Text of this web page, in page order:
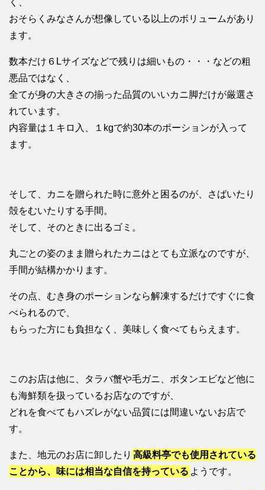
おそらくみなさんが想像している以上のボリュームがあり
ます。
数本だけ６Lサイズなどで残りは細いもの・・・などの粗
悪品ではなく、
全てが身の大きさの揃った品質のいいカニ脚だけが厳選さ
れています。
内容量は１キロ入、１kgで約30本のポーションが入って
ます。
そして、カニを贈られた時に意外と困るのが、さばいたり
殻をむいたりする手間。
そして、そのときに出るゴミ。
丸ごとの姿のまま贈られたカニはとても立派なのですが、
手間が結構かかります。
その点、むき身のポーションなら解凍するだけですぐに食
べられるので、
もらった方にも負担なく、美味しく食べてもらえます。
このお店は他に、タラバ蟹や毛ガニ、ボタンエビなど他に
も海鮮類を扱っているお店なのですが、
どれを食べてもハズレがない品質には間違いないお店で
す。
また、地元のお店に卸したり 高級料亭でも使用されている
ことから、味には相当な自信を持っている ようです。